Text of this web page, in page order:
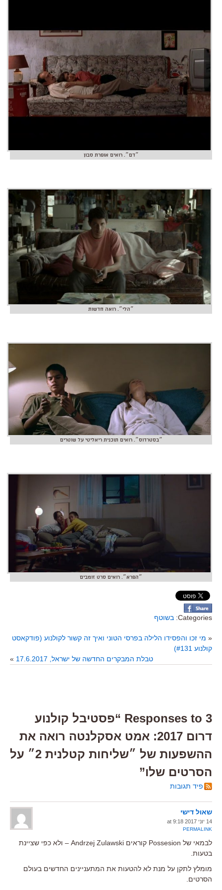
״דם״. רואים אופרת סבון
״הלי״. רואה חדשות
״בסטרדוס״. רואים תוכנית ריאליטי על שוטרים
״הפרא״. רואים סרט זומבים
Categories: בשוטף
« מי זכו והפסידו הלילה בפרסי הטוני ואיך זה קשור לקולנוע (פודקאסט
קולנוע #131)
טבלת המבקרים החדשה של ישראל, 17.6.2017
»
3 Responses to “פסטיבל קולנוע
דרום 2017: אמט אסקלנטה רואה את
ההשפעות של ״שליחות קטלנית 2״ על
הסרטים שלו”
פיד תגובות
שאול דישי
14 יוני 2017 at 9:18
PERMALINK
לבמאי של Possesion קוראים Andrzej Zulawski – ולא כפי שציינת
בטעות.
מומלץ לתקן על מנת לא להטעות את המתעניינים החדשים בעולם
הסרטים.